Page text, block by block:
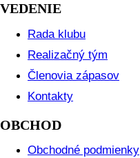
VEDENIE
Rada klubu
Realizačný tým
Členovia zápasov
Kontakty
OBCHOD
Obchodné podmienky